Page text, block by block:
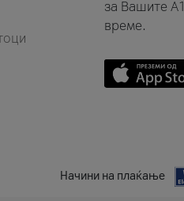
за Вашите
време.
Начини на плаќање